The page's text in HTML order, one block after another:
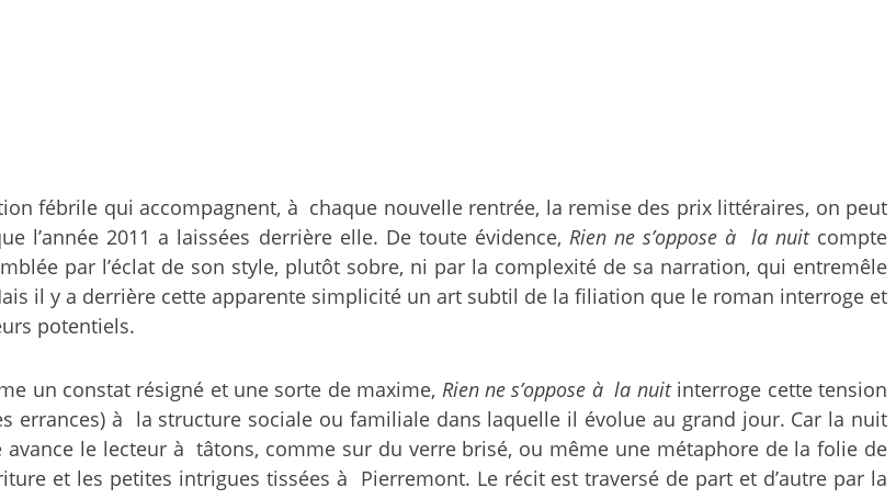
fébrile qui accompagnent, à chaque nouvelle rentrée, la remise des prix littéraires, on peut
l’année 2011 a laissées derrière elle. De toute évidence, Rien ne s’oppose à la nuit compte
par l’éclat de son style, plutôt sobre, ni par la complexité de sa narration, qui entremêle
il y a derrière cette apparente simplicité un art subtil de la filiation que le roman interroge et
potentiels.
un constat résigné et une sorte de maxime, Rien ne s’oppose à la nuit interroge cette tension
errances) à la structure sociale ou familiale dans laquelle il évolue au grand jour. Car la nuit
le lecteur à tâtons, comme sur du verre brisé, ou même une métaphore de la folie de
et les petites intrigues tissées à Pierremont. Le récit est traversé de part et d’autre par la